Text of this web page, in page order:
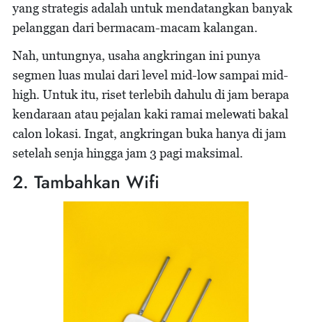
yang strategis adalah untuk mendatangkan banyak
pelanggan dari bermacam-macam kalangan.
Nah, untungnya, usaha angkringan ini punya
segmen luas mulai dari level mid-low sampai mid-
high. Untuk itu, riset terlebih dahulu di jam berapa
kendaraan atau pejalan kaki ramai melewati bakal
calon lokasi. Ingat, angkringan buka hanya di jam
setelah senja hingga jam 3 pagi maksimal.
2. Tambahkan Wifi